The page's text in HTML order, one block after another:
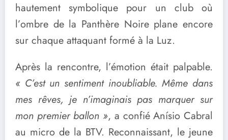
hautement symbolique pour un club où
l’ombre de la Panthère Noire plane encore
sur chaque attaquant formé à la Luz.
Après la rencontre, l’émotion était palpable.
« C’est un sentiment inoubliable. Même dans
mes rêves, je n’imaginais pas marquer sur
mon premier ballon », a confié Anísio Cabral
au micro de la BTV. Reconnaissant, le jeune